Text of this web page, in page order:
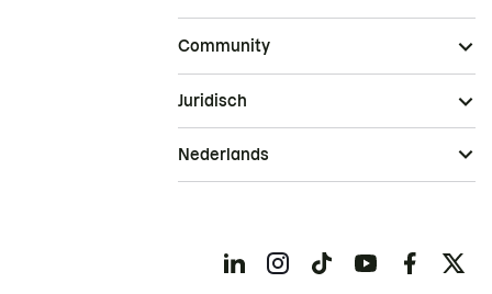
Community
Juridisch
Nederlands